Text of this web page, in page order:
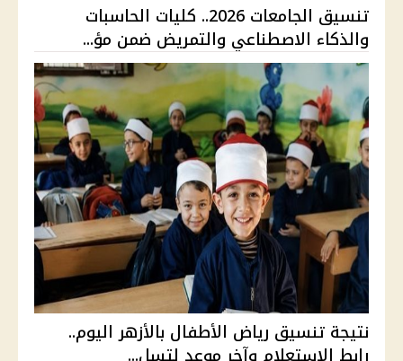
تنسيق الجامعات 2026.. كليات الحاسبات
والذكاء الاصطناعي والتمريض ضمن مؤ...
نتيجة تنسيق رياض الأطفال بالأزهر اليوم..